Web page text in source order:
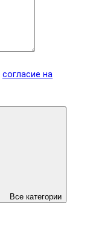
согласие на
Все категории